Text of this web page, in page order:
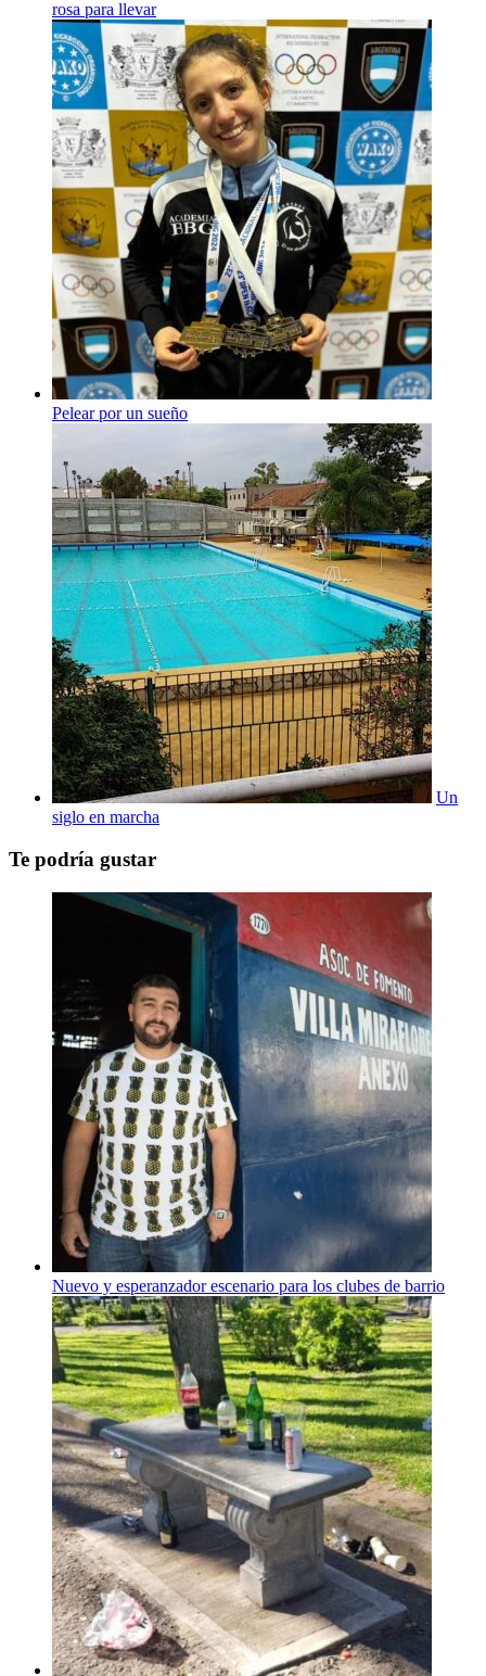
rosa para llevar
Pelear por un sueño
Un
siglo en marcha
Te podría gustar
Nuevo y esperanzador escenario para los clubes de barrio